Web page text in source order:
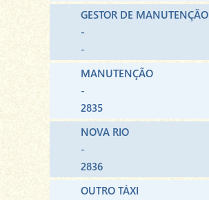
GESTOR DE MANUTENÇÃO
-
-
MANUTENÇÃO
-
2835
NOVA RIO
-
2836
OUTRO TÁXI